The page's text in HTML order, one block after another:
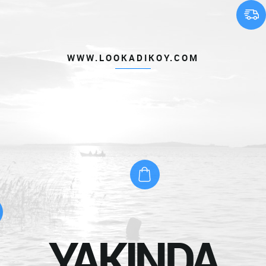
WWW.LOOKADIKOY.COM